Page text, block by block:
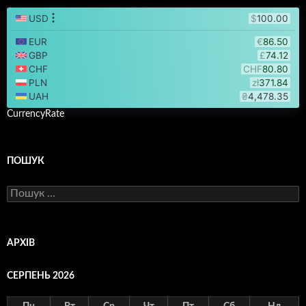
CurrencyRate
ПОШУК
Пошук:
АРХІВ
СЕРПЕНЬ 2026